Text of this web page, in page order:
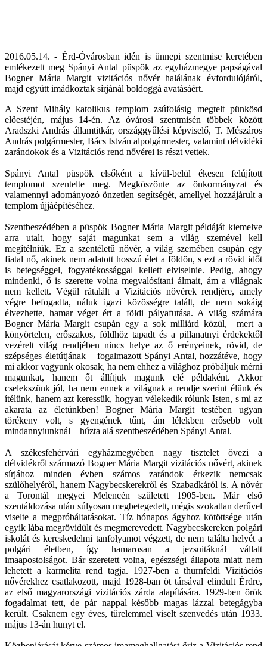
2016.05.14. - Érd-Óvárosban idén is ünnepi szentmise keretében
emlékezett meg Spányi Antal püspök az egyházmegye papságával
Bogner Mária Margit vizitációs nővér halálának évfordulójáról,
majd együtt imádkoztak sírjánál boldoggá avatásáért.
A Szent Mihály katolikus templom zsúfolásig megtelt pünkösd
előestéjén, május 14-én. Az óvárosi szentmisén többek között
Aradszki András államtitkár, országgyűlési képviselő, T. Mészáros
András polgármester, Bács István alpolgármester, valamint délvidéki
zarándokok és a Vizitációs rend nővérei is részt vettek.
Spányi Antal püspök elsőként a kívül-belül ékesen felújított
templomot szentelte meg. Megköszönte az önkormányzat és
valamennyi adományozó önzetlen segítségét, amellyel hozzájárult a
templom újjáépítéséhez.
Szentbeszédében a püspök Bogner Mária Margit példáját kiemelve
arra utalt, hogy saját magunkat sem a világ szemével kell
megítélniük. Ez a szentéletű nővér, a világ szemében csupán egy
fiatal nő, akinek nem adatott hosszú élet a földön, s ezt a rövid időt
is betegséggel, fogyatékossággal kellett elviselnie. Pedig, ahogy
mindenki, ő is szerette volna megvalósítani álmait, ám a világnak
nem kellett. Végül rátalált a Vizitációs nővérek rendjére, amely
végre befogadta, náluk igazi közösségre talált, de nem sokáig
élvezhette, hamar véget ért a földi pályafutása. A világ számára
Bogner Mária Margit csupán egy a sok milliárd közül, mert a
könyörtelen, erőszakos, földhöz tapadt és a pillanatnyi érdekektől
vezérelt világ rendjében nincs helye az ő erényeinek, rövid, de
szépséges életútjának – fogalmazott Spányi Antal, hozzátéve, hogy
mi akkor vagyunk okosak, ha nem ehhez a világhoz próbáljuk mérni
magunkat, hanem őt állítjuk magunk elé példaként. Akkor
cselekszünk jól, ha nem ennek a világnak a rendje szerint élünk és
ítélünk, hanem azt keressük, hogyan vélekedik rólunk Isten, s mi az
akarata az életünkben! Bogner Mária Margit testében ugyan
törékeny volt, s gyengének tűnt, ám lélekben erősebb volt
mindannyiunknál – húzta alá szentbeszédében Spányi Antal.
A székesfehérvári egyházmegyében nagy tisztelet övezi a
délvidékről származó Bogner Mária Margit vizitációs nővért, akinek
sírjához minden évben számos zarándok érkezik nemcsak
szülőhelyéről, hanem Nagybecskerekről és Szabadkáról is. A nővér
a Torontál megyei Melencén született 1905-ben. Már első
szentáldozása után súlyosan megbetegedett, mégis szokatlan derűvel
viselte a megpróbáltatásokat. Tíz hónapos ágyhoz kötöttsége után
egyik lába megrövidült és megmerevedett. Nagybecskereken polgári
iskolát és kereskedelmi tanfolyamot végzett, de nem találta helyét a
polgári életben, így hamarosan a jezsuitáknál vállalt
imaapostolságot. Bár szeretett volna, egészségi állapota miatt nem
lehetett a karmelita rend tagja. 1927-ben a thurnfeldi Vizitációs
nővérekhez csatlakozott, majd 1928-ban öt társával elindult Érdre,
az első magyarországi vizitációs zárda alapítására. 1929-ben örök
fogadalmat tett, de pár nappal később magas lázzal betegágyba
került. Csaknem egy éves, türelemmel viselt szenvedés után 1933.
május 13-án hunyt el.